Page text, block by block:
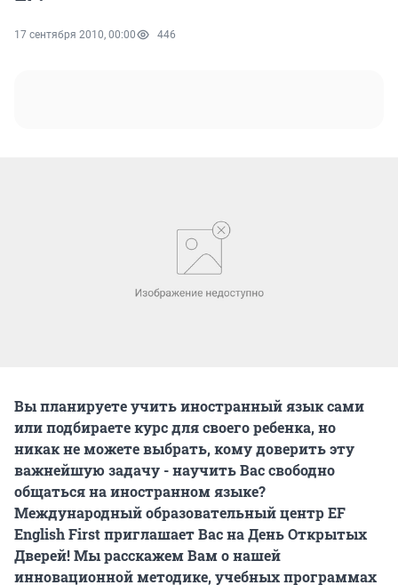
17 сентября 2010, 00:00 446
Вы планируете учить иностранный язык сами
или подбираете курс для своего ребенка, но
никак не можете выбрать, кому доверить эту
важнейшую задачу - научить Вас свободно
общаться на иностранном языке?
Международный образовательный центр EF
English First приглашает Вас на День Открытых
Дверей! Мы расскажем Вам о нашей
инновационной методике, учебных программах